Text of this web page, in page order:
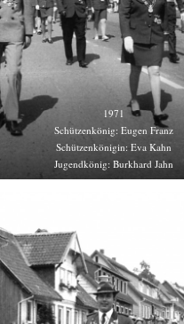
1971
Schützenkönig: Eugen Franz
Schützenkönigin: Eva Kahn
Jugendkönig: Burkhard Jahn